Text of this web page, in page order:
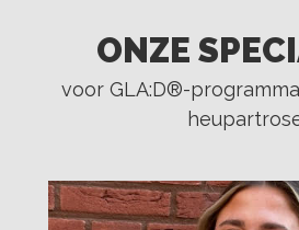
ONZE
voor GLA:D®-